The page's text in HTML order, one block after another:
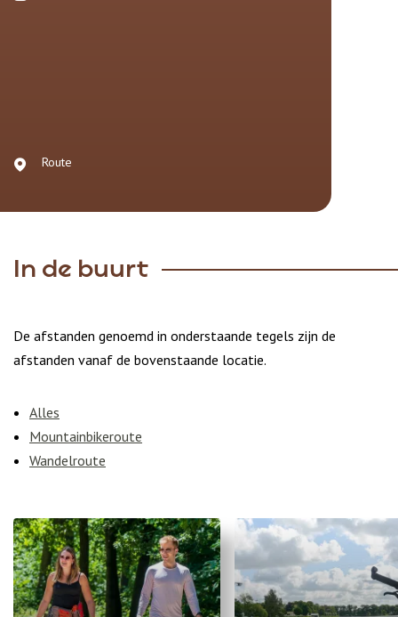
Route
In de buurt
De afstanden genoemd in onderstaande tegels zijn de
afstanden vanaf de bovenstaande locatie.
Alles
Mountainbikeroute
Wandelroute